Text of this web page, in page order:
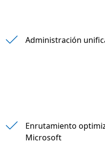
Administración
Enrutamiento
Microsoft